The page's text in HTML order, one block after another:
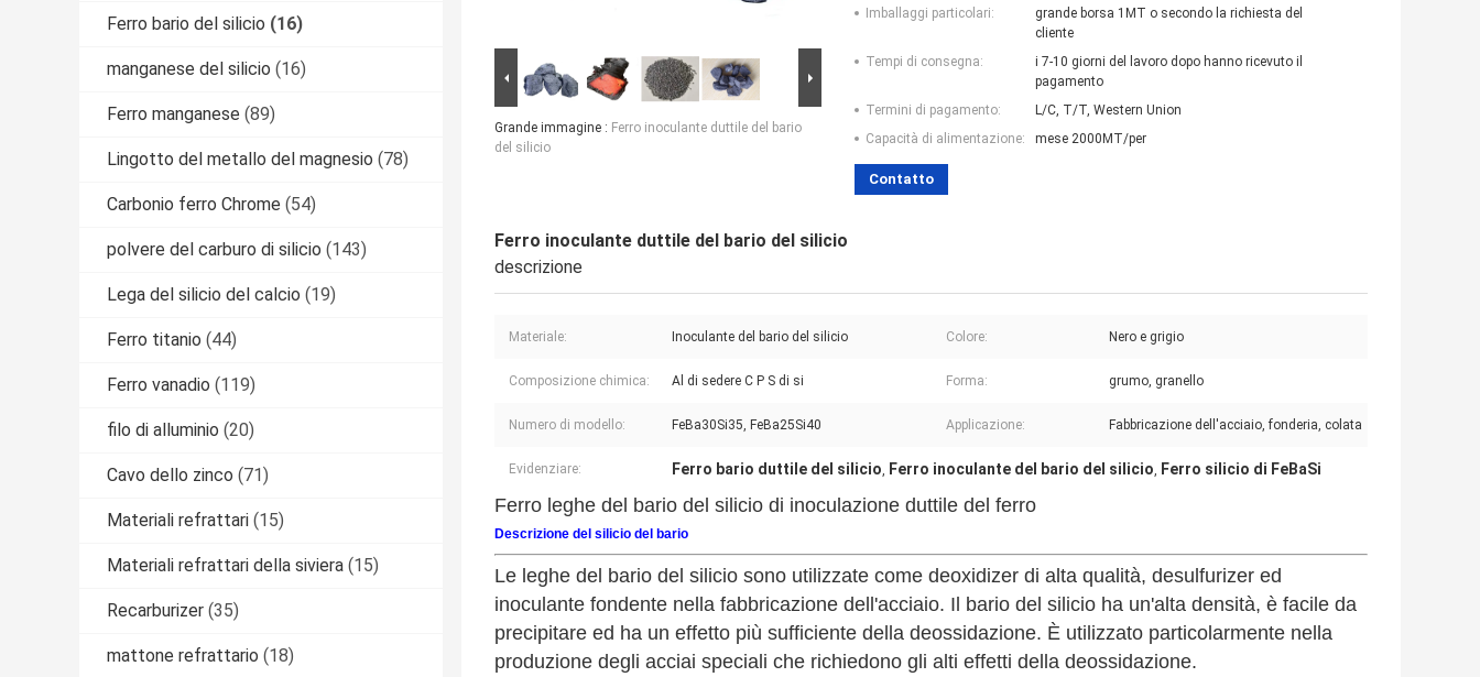
Ferro bario del silicio (16)
manganese del silicio (16)
Ferro manganese (89)
Lingotto del metallo del magnesio (78)
Carbonio ferro Chrome (54)
polvere del carburo di silicio (143)
Lega del silicio del calcio (19)
Ferro titanio (44)
Ferro vanadio (119)
filo di alluminio (20)
Cavo dello zinco (71)
Materiali refrattari (15)
Materiali refrattari della siviera (15)
Recarburizer (35)
mattone refrattario (18)
Grande immagine : Ferro inoculante duttile del bario
del silicio
Imballaggi particolari:
grande borsa 1MT o secondo la richiesta del
cliente
Tempi di consegna:
i 7-10 giorni del lavoro dopo hanno ricevuto il
pagamento
Termini di pagamento:
L/C, T/T, Western Union
Capacità di alimentazione:
mese 2000MT/per
Contatto
Ferro inoculante duttile del bario del silicio
descrizione
Materiale: Inoculante del bario del silicio Colore: Nero e grigio
Composizione chimica: Al di sedere C P S di si Forma: grumo, granello
Numero di modello: FeBa30Si35, FeBa25Si40 Applicazione: Fabbricazione dell'acciaio, fonderia, colata
Evidenziare: Ferro bario duttile del silicio, Ferro inoculante del bario del silicio, Ferro silicio di FeBaSi
Ferro leghe del bario del silicio di inoculazione duttile del ferro
Descrizione del silicio del bario
Le leghe del bario del silicio sono utilizzate come deoxidizer di alta qualità, desulfurizer ed
inoculante fondente nella fabbricazione dell'acciaio. Il bario del silicio ha un'alta densità, è facile da
precipitare ed ha un effetto più sufficiente della deossidazione. È utilizzato particolarmente nella
produzione degli acciai speciali che richiedono gli alti effetti della deossidazione.